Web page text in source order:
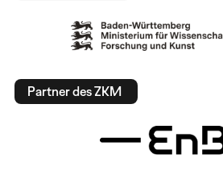
Partner des ZKM